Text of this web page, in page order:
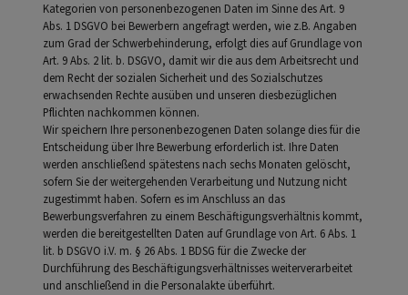
Kategorien von personenbezogenen Daten im Sinne des Art. 9
Abs. 1 DSGVO bei Bewerbern angefragt werden, wie z.B. Angaben
zum Grad der Schwerbehinderung, erfolgt dies auf Grundlage von
Art. 9 Abs. 2 lit. b. DSGVO, damit wir die aus dem Arbeitsrecht und
dem Recht der sozialen Sicherheit und des Sozialschutzes
erwachsenden Rechte ausüben und unseren diesbezüglichen
Pflichten nachkommen können.
Wir speichern Ihre personenbezogenen Daten solange dies für die
Entscheidung über Ihre Bewerbung erforderlich ist. Ihre Daten
werden anschließend spätestens nach sechs Monaten gelöscht,
sofern Sie der weitergehenden Verarbeitung und Nutzung nicht
zugestimmt haben. Sofern es im Anschluss an das
Bewerbungsverfahren zu einem Beschäftigungsverhältnis kommt,
werden die bereitgestellten Daten auf Grundlage von Art. 6 Abs. 1
lit. b DSGVO i.V. m. § 26 Abs. 1 BDSG für die Zwecke der
Durchführung des Beschäftigungsverhältnisses weiterverarbeitet
und anschließend in die Personalakte überführt.